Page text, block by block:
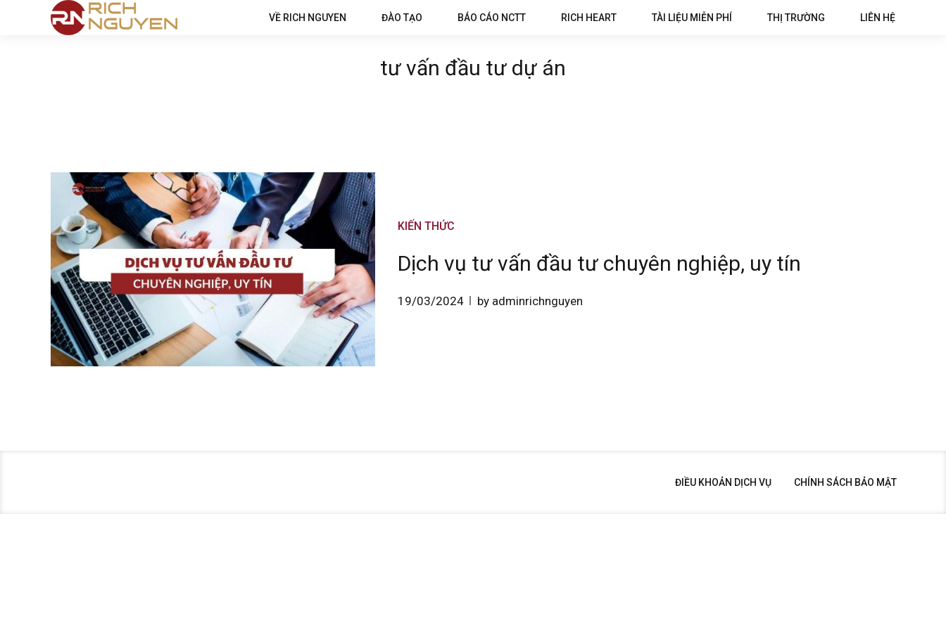
VỀ RICH NGUYEN ĐÀO TẠO BÁO CÁO NCTT RICH HEART TÀI LIỆU MIỄN PHÍ THỊ TRƯỜNG LIÊN HỆ
tư vấn đầu tư dự án
KIẾN THỨC
Dịch vụ tư vấn đầu tư chuyên nghiệp, uy tín
19/03/2024 by adminrichnguyen
ĐIỀU KHOẢN DỊCH VỤ CHÍNH SÁCH BẢO MẬT